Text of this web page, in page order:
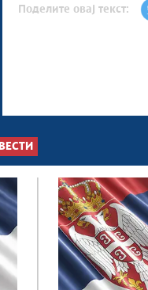
Поделите овај текст:
ВЕСТИ